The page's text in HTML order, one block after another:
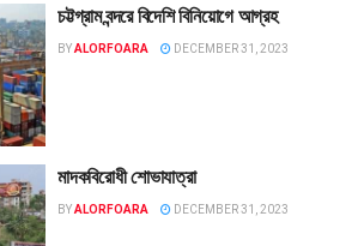
চট্টগ্রাম বন্দরে বিদেশি বিনিয়োগে আগ্রহ
BYALORFOARA DECEMBER 31, 2023
মাদকবিরোধী শোভাযাত্রা
BYALORFOARA DECEMBER 31, 2023